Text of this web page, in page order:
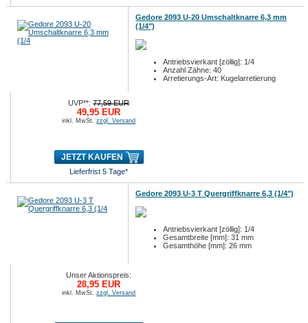
Gedore 2093 U-20 Umschaltknarre 6,3 mm
(1/4")
Antriebsvierkant [zöllig]: 1/4
Anzahl Zähne: 40
Arretierungs-Art: Kugelarretierung
UVP**:77,59 EUR
49,95 EUR
inkl. MwSt.zzgl. Versand
JETZT KAUFEN
Lieferfrist 5 Tage*
Gedore 2093 U-3 T Quergriffknarre 6,3 (1/4")
Antriebsvierkant [zöllig]: 1/4
Gesamtbreite [mm]: 31 mm
Gesamthöhe [mm]: 26 mm
Unser Aktionspreis:
28,95 EUR
inkl. MwSt.zzgl. Versand